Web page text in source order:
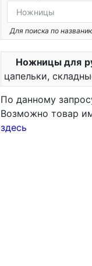
Для поиска по
Ножницы для
цапельки,
По данному
Возможно товар
здесь